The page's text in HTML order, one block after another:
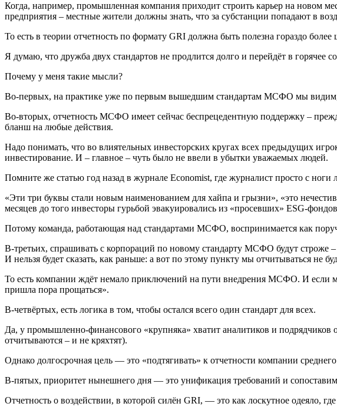
Когда, например, промышленная компания приходит строить карьер на новом
предприятия – местные жители должны знать, что за субстанции попадают в
То есть в теории отчетность по формату GRI должна быть полезна гораздо
Я думаю, что дружба двух стандартов не продлится долго и перейдёт в
Почему у меня такие мысли?
Во-первых, на практике уже по первым вышедшим стандартам МСФО мы видим,
Во-вторых, отчетность МСФО имеет сейчас беспрецедентную поддержку –
бланш на любые действия.
Надо понимать, что во влиятельных инвесторских кругах всех предыдущих
инвестирование. И – главное – чуть было не ввели в убытки уважаемых людей.
Помните же статью год назад в журнале Economist, где журналист просто с ноги
«Эти три буквы стали новым наименованием для хайпа и грызни», «это
месяцев до того инвесторы гурьбой эвакуировались из «просевших» ESG-
Потому команда, работающая над стандартами МСФО, воспринимается как
В-третьих, спрашивать с корпораций по новому стандарту МСФО будут строже
И нельзя будет сказать, как раньше: а вот по этому пункту мы отчитываться не
То есть компании ждёт немало приключений на пути внедрения МСФО. И если
пришла пора прощаться».
В-четвёртых, есть логика в том, чтобы остался всего один стандарт для всех.
Да, у промышленно-финансового «крупняка» хватит аналитиков и
отчитываются – и не кряхтят).
Однако долгосрочная цель — это «подтягивать» к отчетности компании
В-пятых, приоритет нынешнего дня — это унификация требований и
Отчетность о воздействии, в которой силён GRI, — это как лоскутное одеяло,